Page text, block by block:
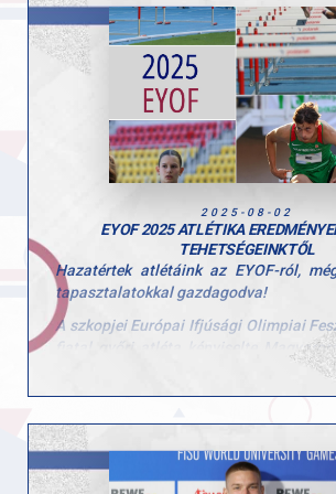
kipróbálhassanak, és ebben a
különböző sportággal találkozhattak!
Köszönjük minden edzőnek,
hogy hozzájárultak a hét sikeréhez és
gyerekeknek is, hogy ilyen lelkes
tábornak!
2025-08-02
EYOF 2025 ATLÉTIKA
TEHETSÉGEINKTŐL
Hazatértek atlétáink az EYOF-ról,
tapasztalatokkal gazdagodva!
A szkopjei Európai Ifjúsági Olimpiai
fiatal győri atléta képviselte
nemzetközi megmérettetésükön
helytálltak. Takács Levente, Sipos
Clubot is büszkén képviselték a
mezőnyben.